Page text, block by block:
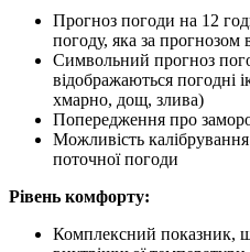
Прогноз погоди на 12
погоду, яка за прогнозом
Символьний прогноз
відображаються погодні
хмарно, дощ, злива)
Попередження про
Можливість
поточної погоди
Рівень комфорту:
Комплексний показник,